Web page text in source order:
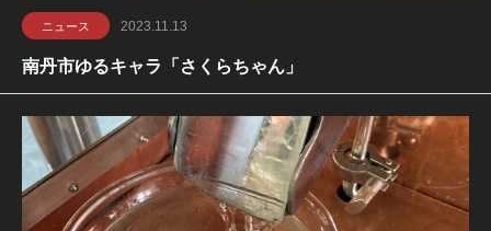
ニュース 2023.11.13
南丹市ゆるキャラ「さくらちゃん」